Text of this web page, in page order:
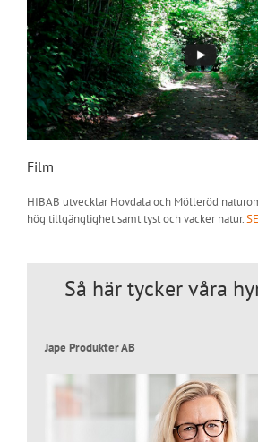
Film
HIBAB utvecklar Hovdala och Mölleröd
hög tillgänglighet samt tyst och vacker natur.
Så här tycker våra
Jape Produkter AB